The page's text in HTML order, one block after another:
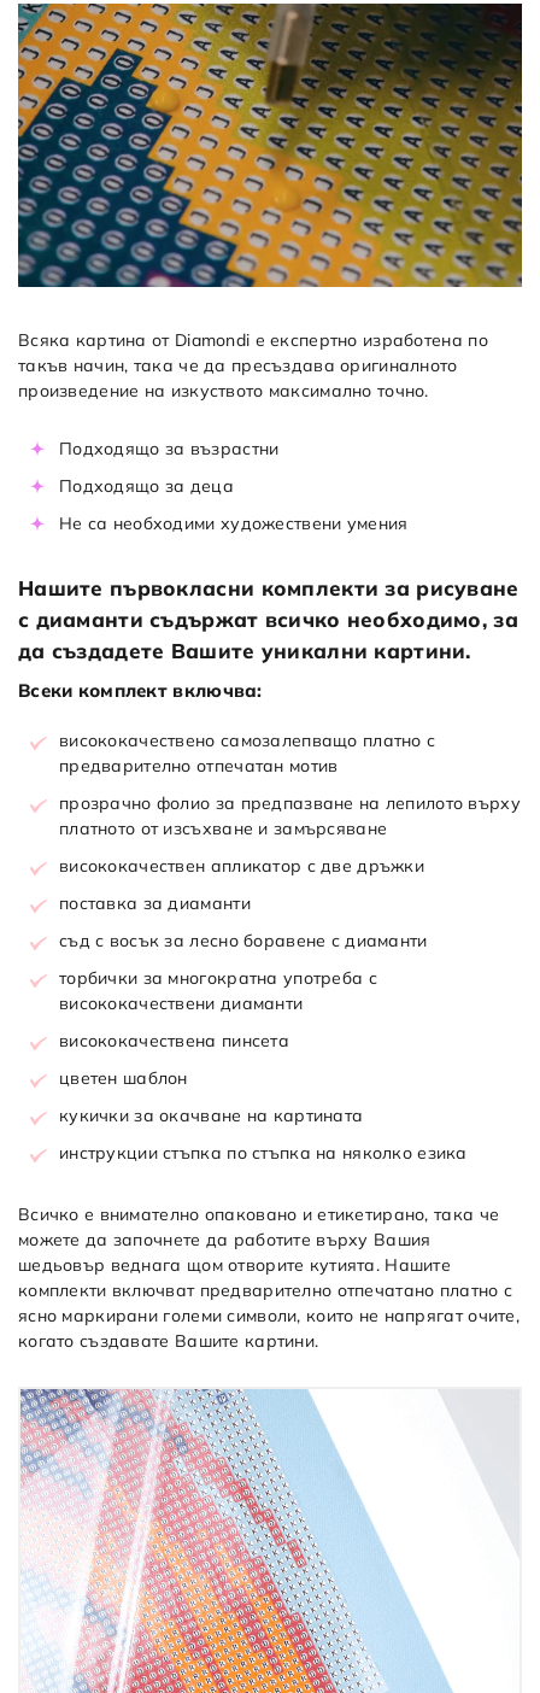
Всяка картина от Diamondi е експертно изработена по
такъв начин, така че да пресъздава оригиналното
произведение на изкуството максимално точно.
Подходящо за възрастни
Подходящо за деца
Не са необходими художествени умения
Нашите първокласни комплекти за рисуване
с диаманти съдържат всичко необходимо, за
да създадете Вашите уникални картини.
Всеки комплект включва:
висококачествено самозалепващо платно с
предварително отпечатан мотив
прозрачно фолио за предпазване на лепилото върху
платното от изсъхване и замърсяване
висококачествен апликатор с две дръжки
поставка за диаманти
съд с восък за лесно боравене с диаманти
торбички за многократна употреба с
висококачествени диаманти
висококачествена пинсета
цветен шаблон
кукички за окачване на картината
инструкции стъпка по стъпка на няколко езика
Всичко е внимателно опаковано и етикетирано, така че
можете да започнете да работите върху Вашия
шедьовър веднага щом отворите кутията. Нашите
комплекти включват предварително отпечатано платно с
ясно маркирани големи символи, които не напрягат очите,
когато създавате Вашите картини.